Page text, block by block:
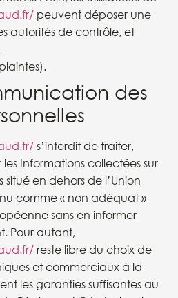
peuvent déposer une
autorités de contrôle, et
des
s’interdit de traiter,
Informations collectées sur
situé en dehors de l’Union
comme « non adéquat »
sans en informer
Pour autant,
reste libre du choix de
et commerciaux à la
les garanties suffisantes au